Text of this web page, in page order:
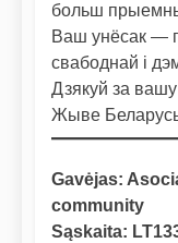
больш
Ваш унёсак —
свабоднай і
Дзякуй за
Жыве
Gavėjas:
community
Sąskaita: